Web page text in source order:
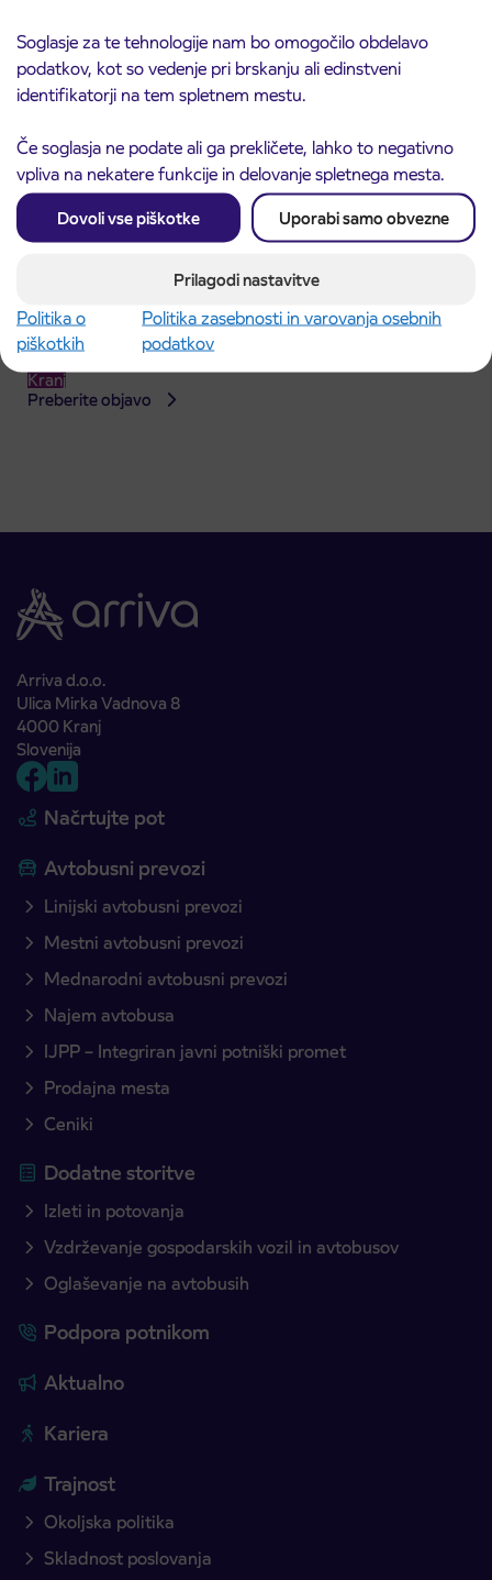
Soglasje za te tehnologije nam bo omogočilo obdelavo
podatkov, kot so vedenje pri brskanju ali edinstveni
identifikatorji na tem spletnem mestu.
Če soglasja ne podate ali ga prekličete, lahko to negativno
vpliva na nekatere funkcije in delovanje spletnega mesta.
Dovoli vse piškotke Uporabi samo obvezne
Prilagodi nastavitve
Politika o
piškotkih
Politika zasebnosti in varovanja osebnih
podatkov
31. 7. 2026
Obvestilo o popolni zapori dela Škofjeloške
ceste v Stražišču pri Kranju
Kranj
Preberite objavo
Arriva d.o.o.
Ulica Mirka Vadnova 8
4000 Kranj
Slovenija
Načrtujte pot
Avtobusni prevozi
Linijski avtobusni prevozi
Mestni avtobusni prevozi
Mednarodni avtobusni prevozi
Najem avtobusa
IJPP – Integriran javni potniški promet
Prodajna mesta
Ceniki
Dodatne storitve
Izleti in potovanja
Vzdrževanje gospodarskih vozil in avtobusov
Oglaševanje na avtobusih
Podpora potnikom
Aktualno
Kariera
Trajnost
Okoljska politika
Skladnost poslovanja